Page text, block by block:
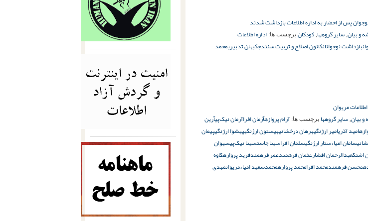
و بیان, سایر گروهها, کودکان برچسب ها: اداره اطلاعات
بازداشت نوجوانانکانون اصلاح و تربیت سنندجکیهان تدبیریمحمد
بیان, سایر گروهها برچسب ها: آرام پروازهآرمان افراآرمان نیک‌پیآرین
امید آذریامیر ارژنگیبرهان درخشانیبیستون ارژنگیپیشوا ارژنگیپیمان
سامان امیاءستار ارژنگیسلمان افراسینا جاستسینا نیک‌پیسیوان
اشتکعبدالرحمان افشارعثمان فرهمندعمر فرهمندفرید پروازهکاوه
محسن فرهمندمحمد افرامحمد پروازهمحمدسعید امیاءمریوانمهدی